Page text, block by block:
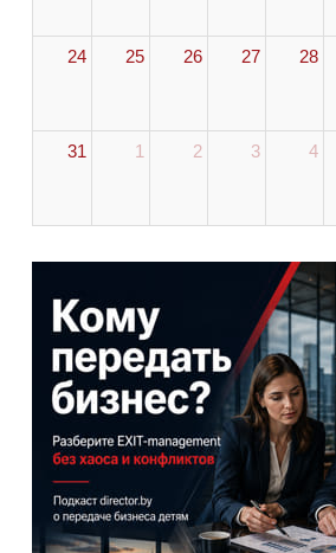
24 25 26 27 28
31 1 2 3 4